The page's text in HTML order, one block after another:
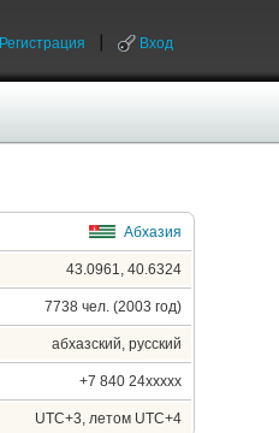
Регистрация Вход
Абхазия
43.0961, 40.6324
7738 чел. (2003 год)
абхазский, русский
+7 840 24xxxxx
UTC+3, летом UTC+4